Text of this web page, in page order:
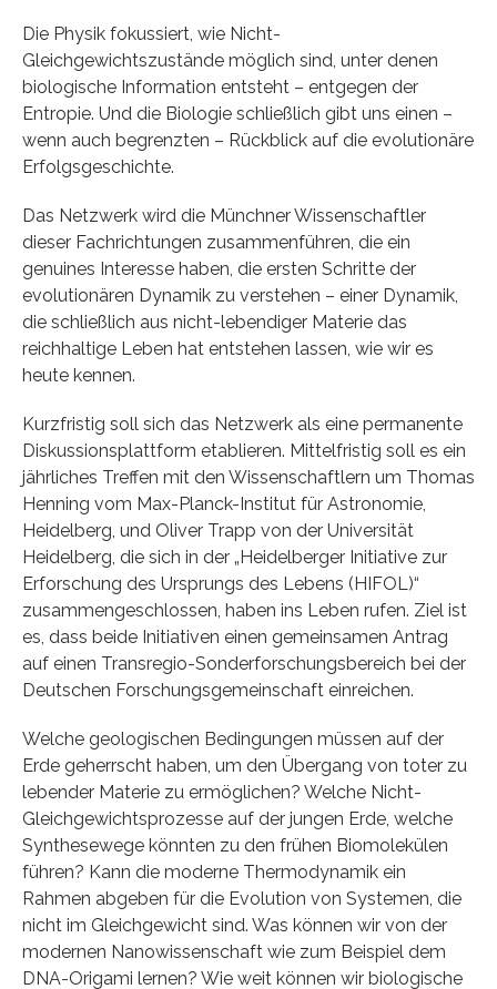
Die Physik fokussiert, wie Nicht-
Gleichgewichtszustände möglich sind, unter denen
biologische Information entsteht – entgegen der
Entropie. Und die Biologie schließlich gibt uns einen –
wenn auch begrenzten – Rückblick auf die evolutionäre
Erfolgsgeschichte.
Das Netzwerk wird die Münchner Wissenschaftler
dieser Fachrichtungen zusammenführen, die ein
genuines Interesse haben, die ersten Schritte der
evolutionären Dynamik zu verstehen – einer Dynamik,
die schließlich aus nicht-lebendiger Materie das
reichhaltige Leben hat entstehen lassen, wie wir es
heute kennen.
Kurzfristig soll sich das Netzwerk als eine permanente
Diskussionsplattform etablieren. Mittelfristig soll es ein
jährliches Treffen mit den Wissenschaftlern um Thomas
Henning vom Max-Planck-Institut für Astronomie,
Heidelberg, und Oliver Trapp von der Universität
Heidelberg, die sich in der „Heidelberger Initiative zur
Erforschung des Ursprungs des Lebens (HIFOL)“
zusammengeschlossen, haben ins Leben rufen. Ziel ist
es, dass beide Initiativen einen gemeinsamen Antrag
auf einen Transregio-Sonderforschungsbereich bei der
Deutschen Forschungsgemeinschaft einreichen.
Welche geologischen Bedingungen müssen auf der
Erde geherrscht haben, um den Übergang von toter zu
lebender Materie zu ermöglichen? Welche Nicht-
Gleichgewichtsprozesse auf der jungen Erde, welche
Synthesewege könnten zu den frühen Biomolekülen
führen? Kann die moderne Thermodynamik ein
Rahmen abgeben für die Evolution von Systemen, die
nicht im Gleichgewicht sind. Was können wir von der
modernen Nanowissenschaft wie zum Beispiel dem
DNA-Origami lernen? Wie weit können wir biologische